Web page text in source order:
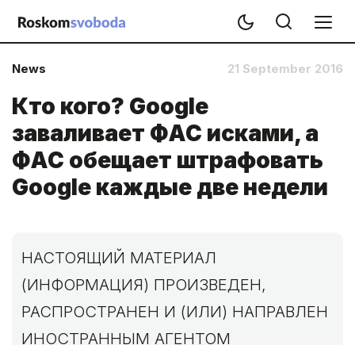
News 21 September 2016
Кто кого? Google
заваливает ФАС исками, а
ФАС обещает штрафовать
Google каждые две недели
НАСТОЯЩИЙ МАТЕРИАЛ
(ИНФОРМАЦИЯ) ПРОИЗВЕДЕН,
РАСПРОСТРАНЕН И (ИЛИ) НАПРАВЛЕН
ИНОСТРАННЫМ АГЕНТОМ